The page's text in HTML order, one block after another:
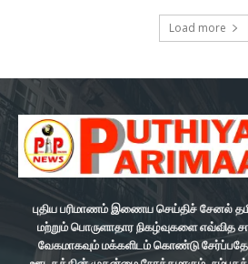
Load more
புதிய பரிமாணம் இணைய செய்திச் சேனல்
மற்றும் பொருளாதார நிகழ்வுகளை எவ்வித
வேகமாகவும் மக்களிடம் கொண்டு சேர்ப்பதே